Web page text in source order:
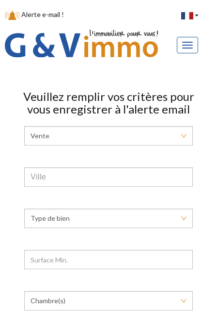
Alerte e-mail !
Veuillez remplir vos critères pour
vous enregistrer à l'alerte email